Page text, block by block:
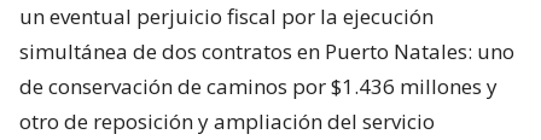
un eventual perjuicio fiscal por la ejecución
simultánea de dos contratos en Puerto Natales: uno
de conservación de caminos por $1.436 millones y
otro de reposición y ampliación del servicio